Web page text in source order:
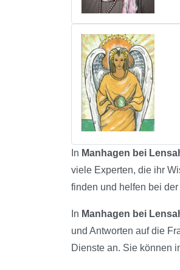
In Manhagen bei
viele Experten, die ihr
finden und helfen bei
In Manhagen bei
und Antworten auf die
Dienste an. Sie können